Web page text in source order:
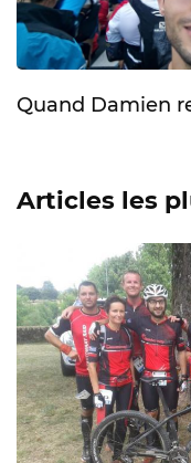
Quand Damien
Articles les